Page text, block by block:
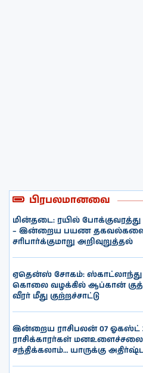
பிரபலமானவை
மின்தடை: ரயில் போக்குவரத்து
– இன்றைய பயண
சரிபார்க்குமாறு அறிவுறுத்தல்
ஏதென்ஸ் சோகம்:
கொலை வழக்கில் ஆப்கான்
வீரர் மீது குற்றச்சாட்டு
இன்றைய ராசிபலன் 07 ஓகஸ்ட்
ராசிக்காரர்கள் மனஉளைச்சலை
சந்திக்கலாம்… யாருக்கு